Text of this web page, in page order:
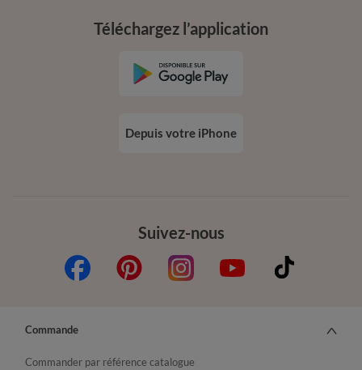
Suivez-nous
Téléchargez l’application
Depuis votre iPhone
Commande
Commander par référence catalogue